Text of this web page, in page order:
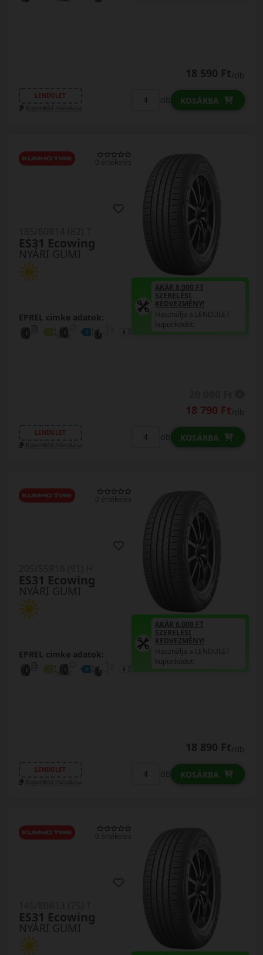
18 590 Ft/db
LENDÜLET
Kuponkód másolása
db KOSÁRBA
0 értékelés
NYÁRI GUMI
ES31 Ecowing
EPREL cimke adatok:
AKÁR 8.000 FT
SZERELÉSI
KEDVEZMÉNY!
Használja a LENDÜLET
kuponkódot!
18 790 Ft/db
LENDÜLET
Kuponkód másolása
db KOSÁRBA
0 értékelés
NYÁRI GUMI
ES31 Ecowing
EPREL cimke adatok:
AKÁR 6.000 FT
SZERELÉSI
KEDVEZMÉNY!
Használja a LENDÜLET
kuponkódot!
18 890 Ft/db
LENDÜLET
Kuponkód másolása
db KOSÁRBA
0 értékelés
NYÁRI GUMI
ES31 Ecowing